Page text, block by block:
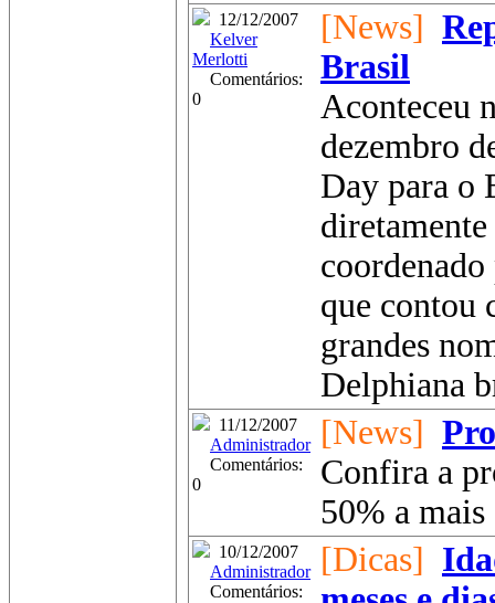
12/12/2007
Kelver
Merlotti
Comentários:
0
[News]
Brasil
Aconteceu
dezembro
Day para o
que contou
grandes
Delphiana
11/12/2007
Administrador
Comentários:
0
[News]
Confira a
50% a
10/12/2007
Administrador
Comentários:
[Dicas]